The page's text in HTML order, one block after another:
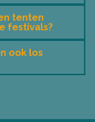
tenten
festivals?
ook los